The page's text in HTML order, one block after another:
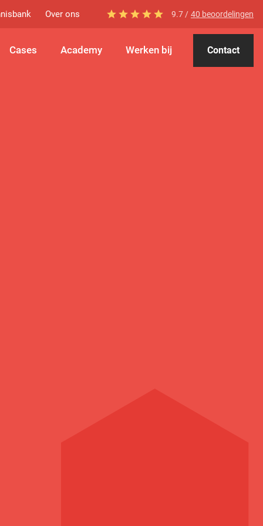
Over ons 9.7 / 40 beoordelingen
Cases Academy Werken bij Contact